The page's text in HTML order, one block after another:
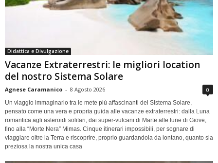
Didattica e Divulgazione
Vacanze Extraterrestri: le migliori location
del nostro Sistema Solare
Agnese Caramanico - 8 Agosto 2026 0
Un viaggio immaginario tra le mete più affascinanti del Sistema Solare,
pensato come una vera e propria guida alle vacanze extraterrestri: dalla Luna
romantica agli asteroidi solitari, dai super-vulcani di Marte alle lune di Giove,
fino alla “Morte Nera” Mimas. Cinque itinerari impossibili, per sognare di
viaggiare oltre la Terra e riscoprire, proprio guardandola da lontano, quanto sia
preziosa la nostra unica casa